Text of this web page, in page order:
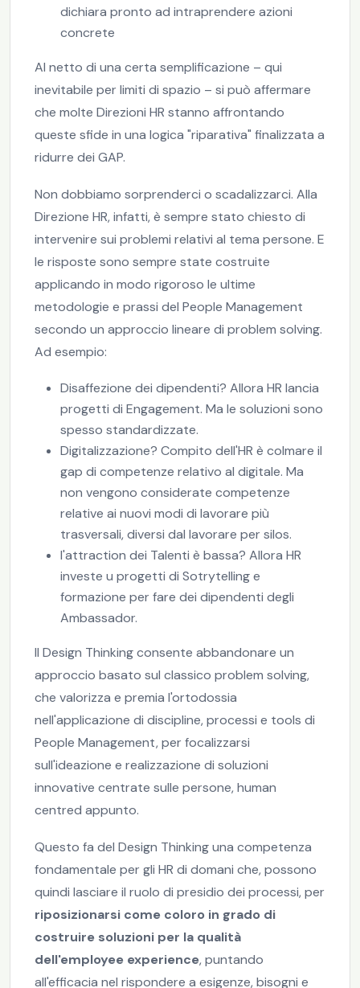
dichiara pronto ad intraprendere azioni
concrete
Al netto di una certa semplificazione – qui
inevitabile per limiti di spazio – si può affermare
che molte Direzioni HR stanno affrontando
queste sfide in una logica "riparativa" finalizzata a
ridurre dei GAP.
Non dobbiamo sorprenderci o scadalizzarci. Alla
Direzione HR, infatti, è sempre stato chiesto di
intervenire sui problemi relativi al tema persone. E
le risposte sono sempre state costruite
applicando in modo rigoroso le ultime
metodologie e prassi del People Management
secondo un approccio lineare di problem solving.
Ad esempio:
Disaffezione dei dipendenti? Allora HR lancia
progetti di Engagement. Ma le soluzioni sono
spesso standardizzate.
Digitalizzazione? Compito dell'HR è colmare il
gap di competenze relativo al digitale. Ma
non vengono considerate competenze
relative ai nuovi modi di lavorare più
trasversali, diversi dal lavorare per silos.
l'attraction dei Talenti è bassa? Allora HR
investe u progetti di Sotrytelling e
formazione per fare dei dipendenti degli
Ambassador.
Il Design Thinking consente abbandonare un
approccio basato sul classico problem solving,
che valorizza e premia l'ortodossia
nell'applicazione di discipline, processi e tools di
People Management, per focalizzarsi
sull'ideazione e realizzazione di soluzioni
innovative centrate sulle persone, human
centred appunto.
Questo fa del Design Thinking una competenza
fondamentale per gli HR di domani che, possono
quindi lasciare il ruolo di presidio dei processi, per
riposizionarsi come coloro in grado di
costruire soluzioni per la qualità
dell'employee experience, puntando
all'efficacia nel rispondere a esigenze, bisogni e